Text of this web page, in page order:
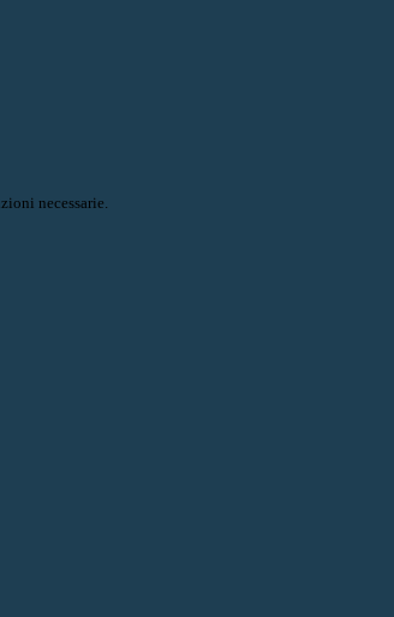
necessarie.